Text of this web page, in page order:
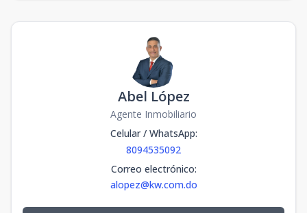
Abel López
Agente Inmobiliario
Celular / WhatsApp:
8094535092
Correo electrónico:
alopez@kw.com.do